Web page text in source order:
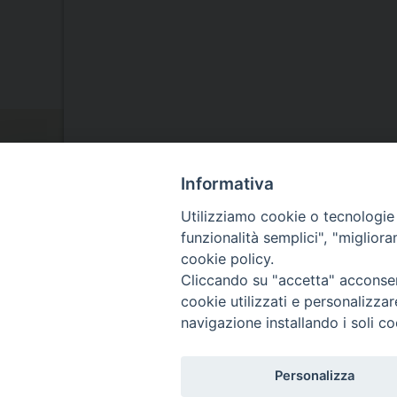
La Nostra Diocesi
Il Vescovo
Informativa
Utilizziamo cookie o
funzionalità semplici",
cookie policy.
Cliccando su "accetta"
cookie utilizzati e
navigazione installando i soli
Personalizza